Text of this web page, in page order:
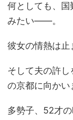
何としても、国
みたい――。
彼女の情熱は止
そして夫の許
の京都に向かい
多勢子、52才の